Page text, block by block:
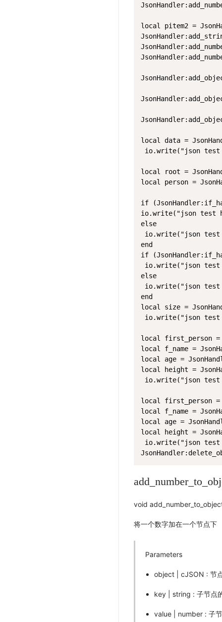
local pitem2 =
local data =
io.write("json test
local root =
local person =
if
io.write("json test
else
io.write("json test
end
if
io.write("json test
else
io.write("json test
end
local size =
io.write("json
local first_person =
local f_name =
local age =
local height =
io.write("json
local first_person =
local f_name =
local age =
local height =
io.write("json
void
将一个数字加在一个节点下
Parameters
object | cJSON : 节
key | string : 子节点
value | number : 子